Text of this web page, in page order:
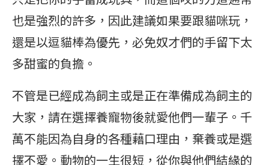
也是強烈的許多，因此建議如果要跟貓咪玩，
還是以逗貓棒為優先，必免奴才們的手留下太
多甜蜜的負擔。
不管是已經成為飼主或是正在準備成為飼主的
大家，請在選擇養寵物後就愛他們一輩子。千
萬不能因為自身的各種藉口理由，棄養或是選
擇不愛。動物的一生很短，從你與他們結緣的